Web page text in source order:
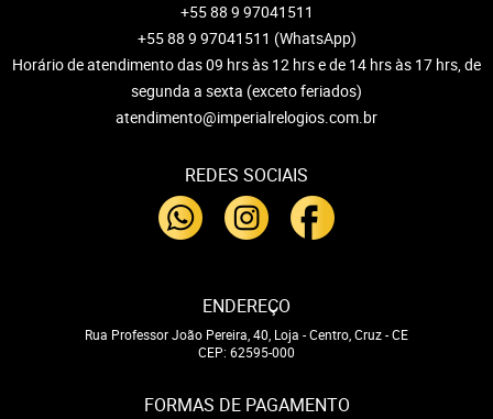
+55 88 9 97041511
+55 88 9 97041511 (WhatsApp)
Horário de atendimento das 09 hrs às 12 hrs e de 14 hrs às 17 hrs, de
segunda a sexta (exceto feriados)
atendimento@imperialrelogios.com.br
REDES SOCIAIS
ENDEREÇO
Rua Professor João Pereira, 40, Loja -Centro, Cruz-CE
CEP: 62595-000
FORMAS DE PAGAMENTO